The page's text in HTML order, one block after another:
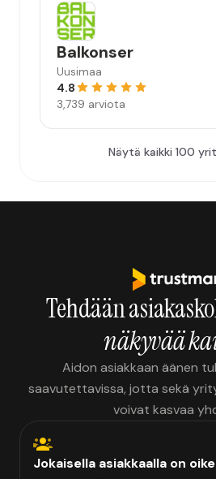
Balkonser
Uusimaa
4.8
3,739 arviota
Näytä kaikki 100
Tehdään
näkyvää
Aidon asiakkaan äänen
saavutettavissa, jotta sekä
voivat kasvaa
Jokaisella asiakkaalla on